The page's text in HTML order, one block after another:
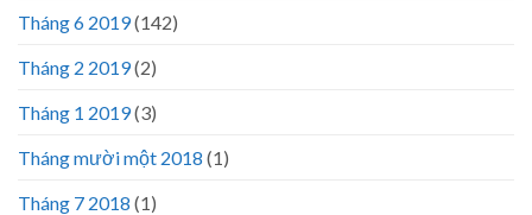
Tháng 6 2019(142)
Tháng 2 2019(2)
Tháng 1 2019(3)
Tháng mười một 2018 (1)
Tháng 7 2018 (1)